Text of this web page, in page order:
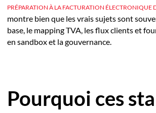
PRÉPARATION À LA FACTURATION ÉLECTRONIQUE
montre bien que les vrais sujets sont
base, le mapping TVA, les flux clients et
en sandbox et la gouvernance.
Pourquoi ces